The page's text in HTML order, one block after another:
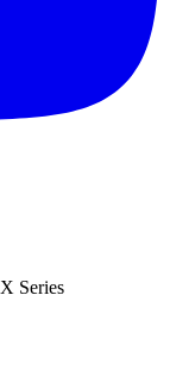
Series